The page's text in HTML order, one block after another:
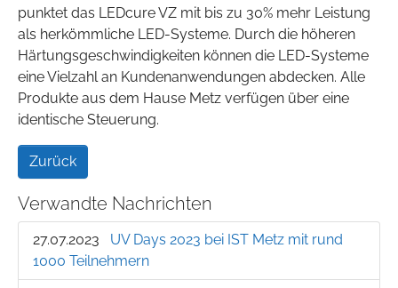
punktet das LEDcure VZ mit bis zu 30% mehr Leistung
als herkömmliche LED-Systeme. Durch die höheren
Härtungsgeschwindigkeiten können die LED-Systeme
eine Vielzahl an Kundenanwendungen abdecken. Alle
Produkte aus dem Hause Metz verfügen über eine
identische Steuerung.
Zurück
Verwandte Nachrichten
27.07.2023
UV Days 2023 bei IST Metz mit rund
1000 Teilnehmern